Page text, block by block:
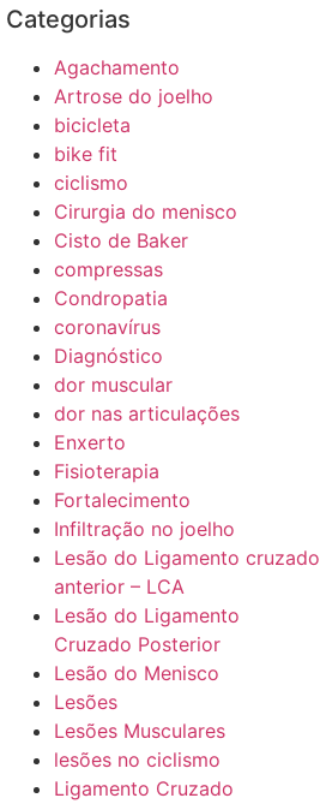
Categorias
Agachamento
Artrose do joelho
bicicleta
bike fit
ciclismo
Cirurgia do menisco
Cisto de Baker
compressas
Condropatia
coronavírus
Diagnóstico
dor muscular
dor nas articulações
Enxerto
Fisioterapia
Fortalecimento
Infiltração no joelho
Lesão do Ligamento cruzado
anterior – LCA
Lesão do Ligamento
Cruzado Posterior
Lesão do Menisco
Lesões
Lesões Musculares
lesões no ciclismo
Ligamento Cruzado